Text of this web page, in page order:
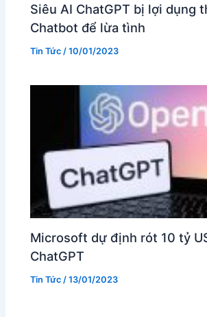
Siêu AI ChatGPT bị lợi dụng
Chatbot để lừa tình
Tin Tức /10/01/2023
Microsoft dự định rót 10 tỷ
ChatGPT
Tin Tức /13/01/2023